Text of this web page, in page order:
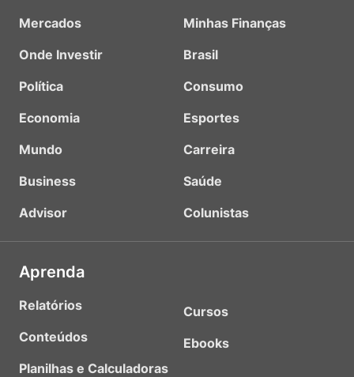
Mercados
Onde Investir
Política
Economia
Mundo
Business
Advisor
Minhas Finanças
Brasil
Consumo
Esportes
Carreira
Saúde
Colunistas
Aprenda
Relatórios
Conteúdos
Planilhas e Calculadoras
Cursos
Ebooks